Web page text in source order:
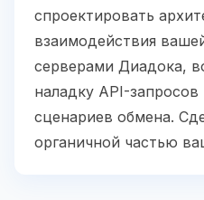
спроектировать
взаимодействия
серверами Диадока,
наладку API-
сценариев обмена.
органичной частью